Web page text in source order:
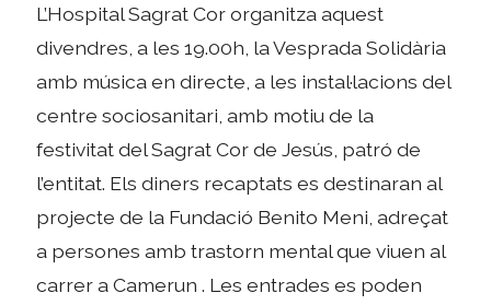
L’Hospital Sagrat Cor organitza aquest
divendres, a les 19.00h, la Vesprada Solidària
amb música en directe, a les instal·lacions del
centre sociosanitari, amb motiu de la
festivitat del Sagrat Cor de Jesús, patró de
l’entitat. Els diners recaptats es destinaran al
projecte de la Fundació Benito Meni, adreçat
a persones amb trastorn mental que viuen al
carrer a Camerun . Les entrades es poden